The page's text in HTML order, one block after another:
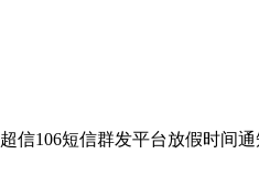
106短信群发平台放假时间通